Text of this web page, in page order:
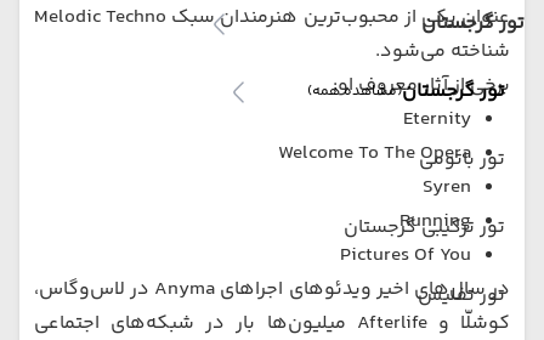
تور گرجستان
تور گرجستان(مشاهده همه)
تور باتومی
تور ترکیبی گرجستان
تور تفلیس
عنوان یکی از محبوب‌ترین هنرمندان سبک Melodic Techno
شناخته می‌شود.
برخی از آثار معروف او:
Eternity
Welcome To The Opera
Syren
Running
Pictures Of You
در سال‌های اخیر ویدئوهای اجراهای Anyma در لاس‌وگاس،
کوشلّا و Afterlife میلیون‌ها بار در شبکه‌های اجتماعی